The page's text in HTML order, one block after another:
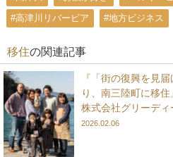
#高津川リバービア #地方ビジネス
移住の関連記事
『「街の復興を見
り、南三陸町に移
株式会社グリーディ
2026.02.06